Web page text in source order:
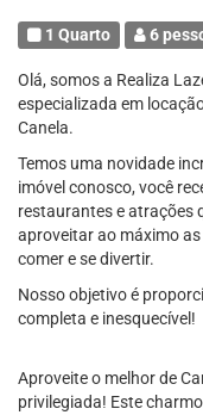
1 Quarto 6
Olá, somos a Realiza
especializada em
Canela.
Temos uma novidade
imóvel conosco, você
restaurantes e atrações
aproveitar ao máximo
comer e se divertir.
Nosso objetivo é
completa e inesquecível!
Aproveite o melhor de
privilegiada! Este